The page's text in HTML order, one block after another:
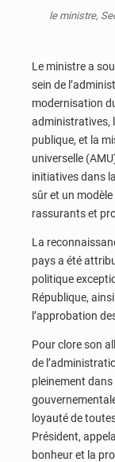
le ministre,
Le ministre a
sein de
modernisation
administratives,
publique, et la
universelle
initiatives dans
sûr et un
rassurants et
La
pays a été
politique
République,
l’approbation
Pour clore son
de
pleinement
loyauté de
Président,
bonheur et la